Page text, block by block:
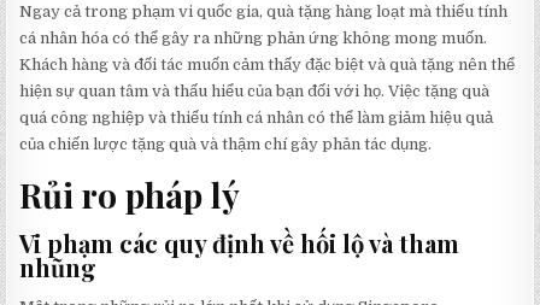
Ngay cả trong phạm vi quốc gia, quà tặng hàng loạt mà thiếu tính
cá nhân hóa có thể gây ra những phản ứng không mong muốn.
Khách hàng và đối tác muốn cảm thấy đặc biệt và quà tặng nên thể
hiện sự quan tâm và thấu hiểu của bạn đối với họ. Việc tặng quà
quá công nghiệp và thiếu tính cá nhân có thể làm giảm hiệu quả
của chiến lược tặng quà và thậm chí gây phản tác dụng.
Rủi ro pháp lý
Vi phạm các quy định về hối lộ và tham
nhũng